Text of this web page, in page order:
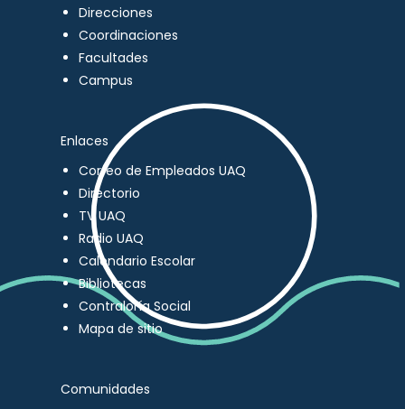
Direcciones
Coordinaciones
Facultades
Campus
Enlaces
Correo de Empleados UAQ
Directorio
TV UAQ
Radio UAQ
Calendario Escolar
Bibliotecas
Contraloría Social
Mapa de sitio
Comunidades